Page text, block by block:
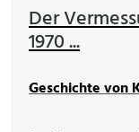
Der
1970 ...
Geschichte von